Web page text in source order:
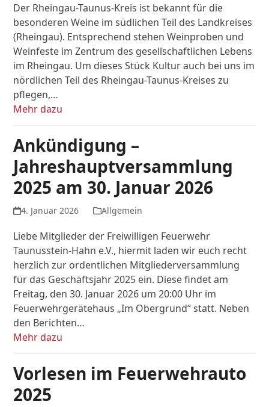
Der Rheingau-Taunus-Kreis ist bekannt für die
besonderen Weine im südlichen Teil des Landkreises
(Rheingau). Entsprechend stehen Weinproben und
Weinfeste im Zentrum des gesellschaftlichen Lebens
im Rheingau. Um dieses Stück Kultur auch bei uns im
nördlichen Teil des Rheingau-Taunus-Kreises zu
pflegen,…
Mehr dazu
Ankündigung –
Jahreshauptversammlung
2025 am 30. Januar 2026
4. Januar 2026 Allgemein
Liebe Mitglieder der Freiwilligen Feuerwehr
Taunusstein-Hahn e.V., hiermit laden wir euch recht
herzlich zur ordentlichen Mitgliederversammlung
für das Geschäftsjahr 2025 ein. Diese findet am
Freitag, den 30. Januar 2026 um 20:00 Uhr im
Feuerwehrgerätehaus „Im Obergrund“ statt. Neben
den Berichten…
Mehr dazu
Vorlesen im Feuerwehrauto
2025